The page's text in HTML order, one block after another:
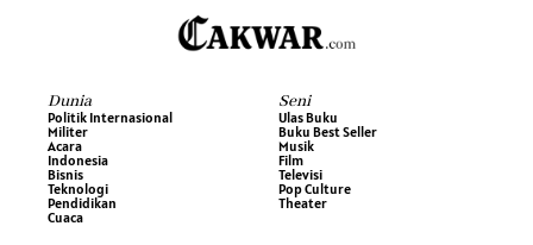
Dunia
Politik Internasional
Militer
Acara
Indonesia
Bisnis
Teknologi
Pendidikan
Cuaca
Seni
Ulas Buku
Buku Best Seller
Musik
Film
Televisi
Pop Culture
Theater